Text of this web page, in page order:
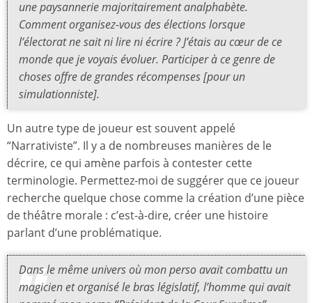
une paysannerie majoritairement analphabète.
Comment organisez-vous des élections lorsque
l’électorat ne sait ni lire ni écrire ? J’étais au cœur de ce
monde que je voyais évoluer. Participer à ce genre de
choses offre de grandes récompenses [pour un
simulationniste].
Un autre type de joueur est souvent appelé
“Narrativiste”. Il y a de nombreuses manières de le
décrire, ce qui amène parfois à contester cette
terminologie. Permettez-moi de suggérer que ce joueur
recherche quelque chose comme la création d’une pièce
de théâtre morale : c’est-à-dire, créer une histoire
parlant d’une problématique.
Dans le même univers où mon perso avait combattu un
magicien et organisé le bras législatif, l’homme qui avait